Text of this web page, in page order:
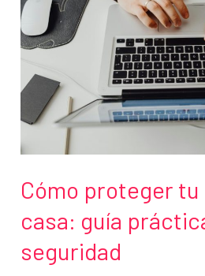
el
ordenador
en
minutos
Cómo proteger
casa: guía
seguridad